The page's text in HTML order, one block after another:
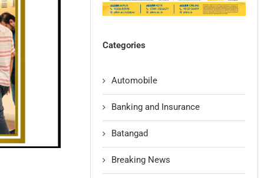
Categories
Automobile
Banking and Insurance
Batangad
Breaking News